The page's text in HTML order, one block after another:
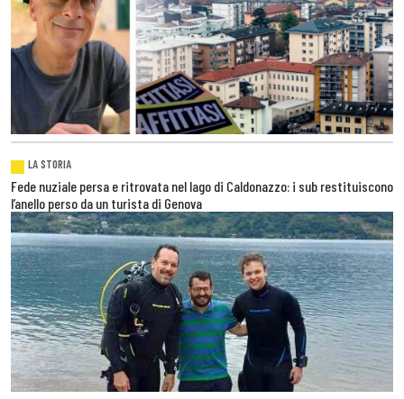
LA STORIA
Fede nuziale persa e ritrovata nel lago di Caldonazzo: i sub restituiscono
l’anello perso da un turista di Genova